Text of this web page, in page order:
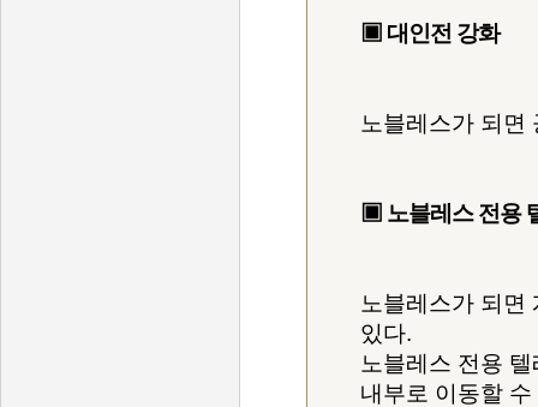
▣ 대인전 강화
노블레스가 되면
▣ 노블레스 전용
노블레스가 되면
있다.
노블레스 전용
내부로 이동할 수